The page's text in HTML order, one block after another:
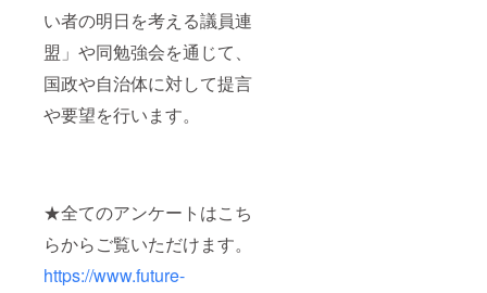
い者の明日を考える議員連
盟」や同勉強会を通じて、
国政や自治体に対して提言
や要望を行います。
★全てのアンケートはこち
らからご覧いただけます。
https://www.future-